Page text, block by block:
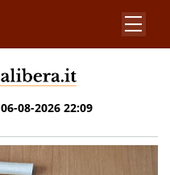
06-08-2026 22:09